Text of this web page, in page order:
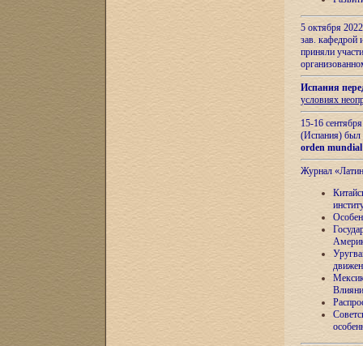
5 октября
зав.
приняли
Испания
условиях
15-16
(Испания) был
orden
Журнал